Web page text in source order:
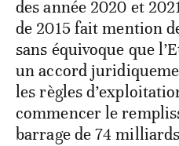
des année 2020 et
de 2015 fait mention
sans équivoque que
un accord
les règles
commencer le
barrage de 74